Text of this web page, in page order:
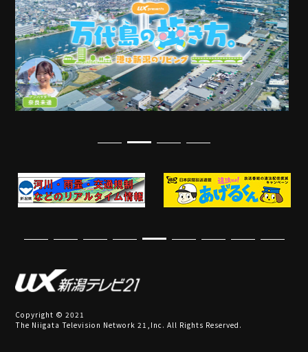
Copyright © 2021
The Niigata Television Network 21,Inc. All Rights Reserved.